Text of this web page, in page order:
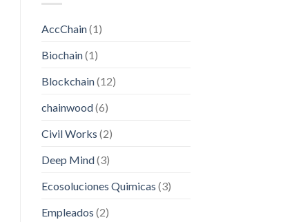
AccChain(1)
Biochain(1)
Blockchain(12)
chainwood(6)
Civil Works (2)
Deep Mind(3)
Ecosoluciones Quimicas (3)
Empleados (2)